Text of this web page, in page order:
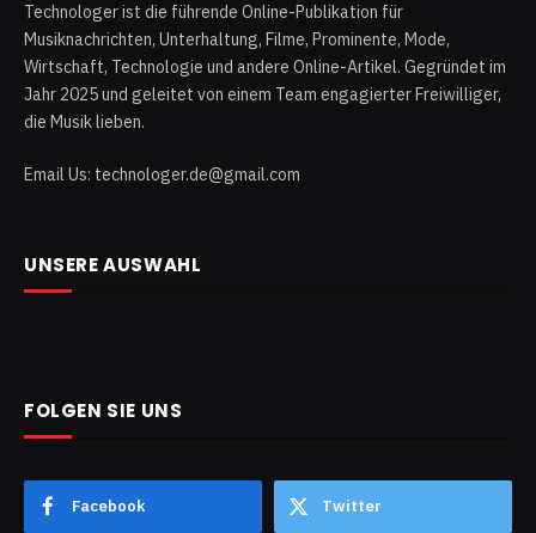
Technologer ist die führende Online-Publikation für
Musiknachrichten, Unterhaltung, Filme, Prominente, Mode,
Wirtschaft, Technologie und andere Online-Artikel. Gegründet im
Jahr 2025 und geleitet von einem Team engagierter Freiwilliger,
die Musik lieben.
Email Us: technologer.de@gmail.com
UNSERE AUSWAHL
FOLGEN SIE UNS
Facebook Twitter